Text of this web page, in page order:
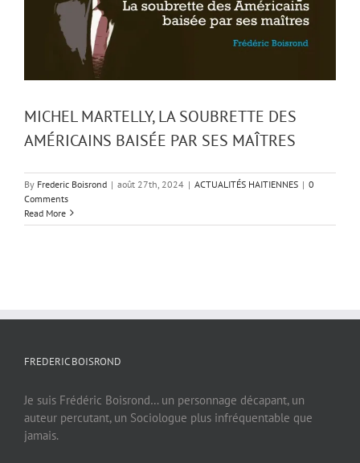
MICHEL MARTELLY, LA SOUBRETTE DES
AMÉRICAINS BAISÉE PAR SES MAÎTRES
By Frederic Boisrond | août 27th, 2024 | ACTUALITÉS HAITIENNES | 0
Comments
Read More
FREDERIC BOISROND
Je suis Frédéric Boisrond… un personnage décapant, un
auteur percutant, un Sociologue plus infréquentable que
jamais.